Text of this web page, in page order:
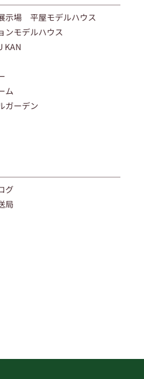
示場 平屋モデルハウス
ンモデルハウス
KAN
ム
ガーデン
グ
局